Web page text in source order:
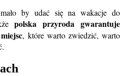
by udać się na wakacje do
polska przyroda gwarantuje
, które warto zwiedzić, warto